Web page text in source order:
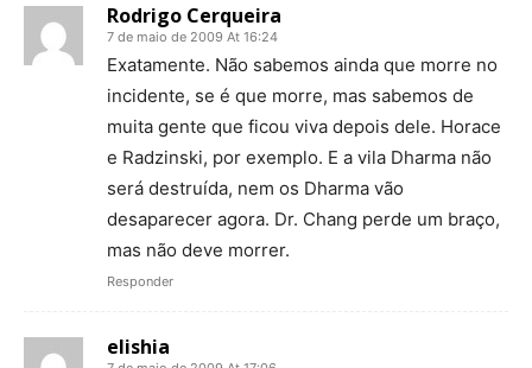
Rodrigo Cerqueira
7 de maio de 2009 At 16:24
Exatamente. Não sabemos ainda que morre no
incidente, se é que morre, mas sabemos de
muita gente que ficou viva depois dele. Horace
e Radzinski, por exemplo. E a vila Dharma não
será destruída, nem os Dharma vão
desaparecer agora. Dr. Chang perde um braço,
mas não deve morrer.
Responder
elishia